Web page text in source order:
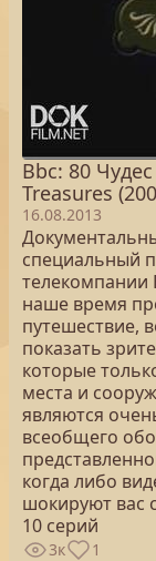
Bbc: 80
Treasures
16.08.2013
специальный
наше время
путешествие,
показать
которые
места и
являются
всеобщего
когда либо
шокируют вас
10 серий
3к 1